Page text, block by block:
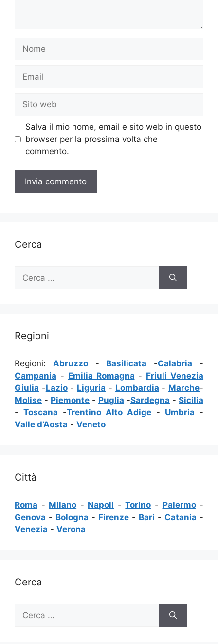
Nome
Email
Sito
web
Salva il mio nome, email e sito web in questo
browser per la prossima volta che
commento.
Cerca
per:
Regioni
Regioni: Abruzzo- Basilicata -Calabria -
Campania - Emilia Romagna - Friuli Venezia
Giulia -Lazio- Liguria - Lombardia - Marche-
Molise - Piemonte - Puglia -Sardegna - Sicilia
- Toscana -Trentino Alto Adige - Umbria -
Valle d’Aosta - Veneto
Città
Roma - Milano - Napoli -Torino - Palermo-
Genova - Bologna - Firenze - Bari - Catania -
Venezia - Verona
Cerca
per: